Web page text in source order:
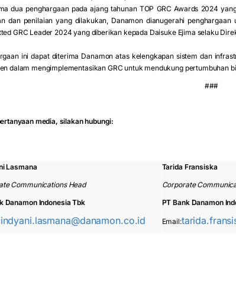
dua penghargaan pada ajang tahunan TOP GRC Awards 2024
dan penilaian yang dilakukan, Danamon dianugerahi
GRC Leader 2024 yang diberikan kepada Daisuke Ejima selaku
ini dapat diterima Danamon atas kelengkapan sistem dan
dalam mengimplementasikan GRC untuk mendukung pertumbuhan
###
media, silakan hubungi:
Lasmana
Communications Head
Danamon Indonesia Tbk
Tarida Fransiska
Corporate
PT Bank Danamon
Email: